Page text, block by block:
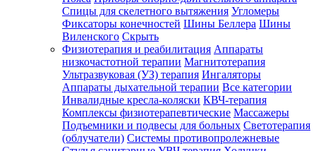
Спицы для скелетного вытяжения Угломеры
Фиксаторы конечностей Шины Беллера Шины
Виленского Скрыть
Физиотерапия и реабилитация Аппараты
низкочастотной терапии Магнитотерапия
Ультразвуковая (УЗ) терапия Ингаляторы
Аппараты дыхательной терапии Все категории
Инвалидные кресла-коляски КВЧ-терапия
Комплексы физиотерапевтические Массажеры
Подъемники и подвесы для больных Светотерапия
(облучатели) Системы противопролежневые